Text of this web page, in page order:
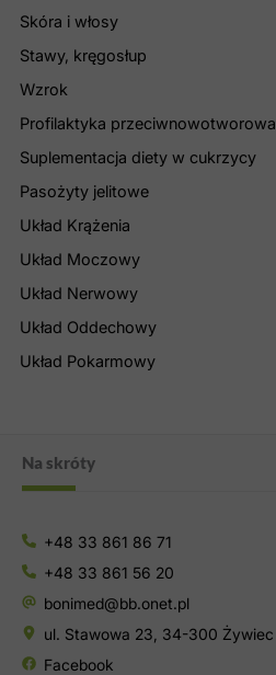
Skóra i włosy
Stawy, kręgosłup
Wzrok
Profilaktyka przeciwnowotworowa
Suplementacja diety w cukrzycy
Pasożyty jelitowe
Układ Krążenia
Układ Moczowy
Układ Nerwowy
Układ Oddechowy
Układ Pokarmowy
Na skróty
+48 33 861 86 71
+48 33 861 56 20
bonimed@bb.onet.pl
ul. Stawowa 23, 34-300 Żywiec
Facebook